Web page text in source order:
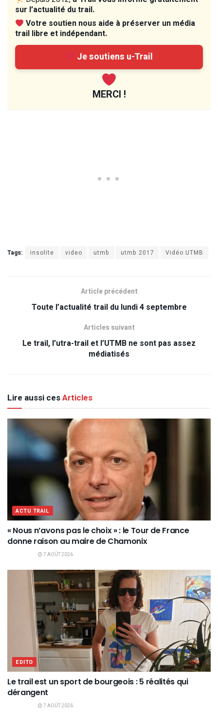
sur l’actualité du trail.
Votre soutien nous aide à préserver un média
trail libre et indépendant.
Je soutiens u-Trail
MERCI !
Tags: insolite video utmb utmb 2017 Vidéo UTMB
Article précédent
Toute l’actualité trail du lundi 4 septembre
Articles suivant
Le trail, l’utra-trail et l’UTMB ne sont pas assez
médiatisés
Lire aussi cesArticles
ACTU TRAIL
« Nous n’avons pas le choix » : le Tour de France
donne raison au maire de Chamonix
7 AOÛT 2026
EDITO
Le trail est un sport de bourgeois : 5 réalités qui
dérangent
7 AOÛT 2026